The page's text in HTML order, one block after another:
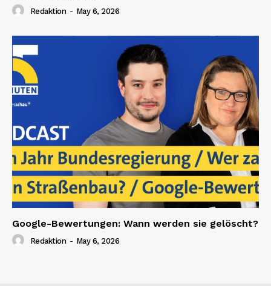
Redaktion - May 6, 2026
Google-Bewertungen: Wann werden sie gelöscht?
Redaktion - May 6, 2026